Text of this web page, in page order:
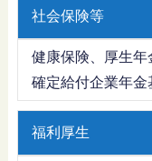
社会保険等
健康保険、厚生年
確定給付企業年金
福利厚生